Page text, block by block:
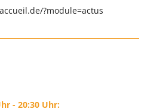
?module=actus
- 20:30 Uhr: